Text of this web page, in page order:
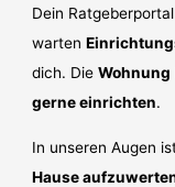
Dein
warten
dich. DieWohnung
gerne einrichten.
In unseren Augen
Hause